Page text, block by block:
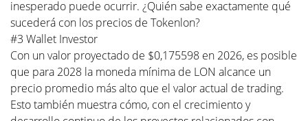
inesperado puede ocurrir. ¿Quién sabe exactamente qué
sucederá con los precios de Tokenlon?
#3 Wallet Investor
Con un valor proyectado de $0,175598 en 2026, es posible
que para 2028 la moneda mínima de LON alcance un
precio promedio más alto que el valor actual de trading.
Esto también muestra cómo, con el crecimiento y